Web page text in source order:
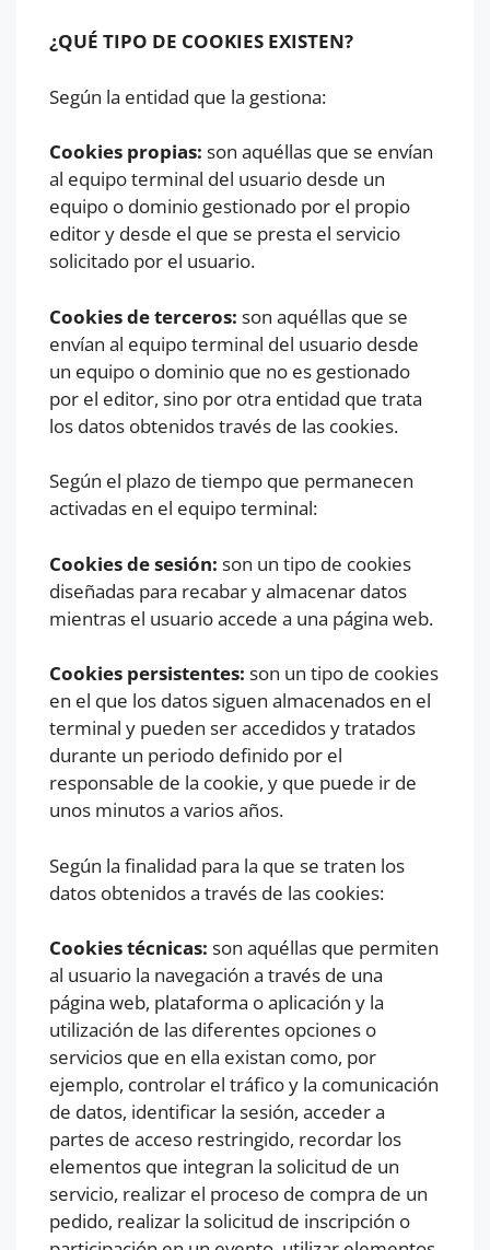
¿QUÉ TIPO DE COOKIES EXISTEN?
Según la entidad que la gestiona:
Cookies propias: son aquéllas que se envían
al equipo terminal del usuario desde un
equipo o dominio gestionado por el propio
editor y desde el que se presta el servicio
solicitado por el usuario.
Cookies de terceros: son aquéllas que se
envían al equipo terminal del usuario desde
un equipo o dominio que no es gestionado
por el editor, sino por otra entidad que trata
los datos obtenidos través de las cookies.
Según el plazo de tiempo que permanecen
activadas en el equipo terminal:
Cookies de sesión: son un tipo de cookies
diseñadas para recabar y almacenar datos
mientras el usuario accede a una página web.
Cookies persistentes: son un tipo de cookies
en el que los datos siguen almacenados en el
terminal y pueden ser accedidos y tratados
durante un periodo definido por el
responsable de la cookie, y que puede ir de
unos minutos a varios años.
Según la finalidad para la que se traten los
datos obtenidos a través de las cookies:
Cookies técnicas: son aquéllas que permiten
al usuario la navegación a través de una
página web, plataforma o aplicación y la
utilización de las diferentes opciones o
servicios que en ella existan como, por
ejemplo, controlar el tráfico y la comunicación
de datos, identificar la sesión, acceder a
partes de acceso restringido, recordar los
elementos que integran la solicitud de un
servicio, realizar el proceso de compra de un
pedido, realizar la solicitud de inscripción o